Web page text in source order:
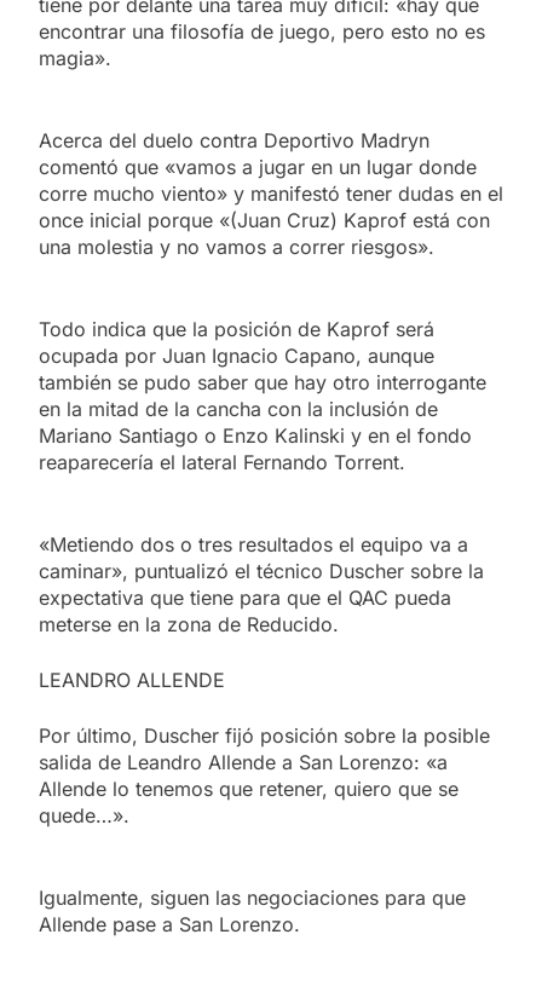
encontrar una filosofía de juego, pero esto no es
magia».
Acerca del duelo contra Deportivo Madryn
comentó que «vamos a jugar en un lugar donde
corre mucho viento» y manifestó tener dudas en el
once inicial porque «(Juan Cruz) Kaprof está con
una molestia y no vamos a correr riesgos».
Todo indica que la posición de Kaprof será
ocupada por Juan Ignacio Capano, aunque
también se pudo saber que hay otro interrogante
en la mitad de la cancha con la inclusión de
Mariano Santiago o Enzo Kalinski y en el fondo
reaparecería el lateral Fernando Torrent.
«Metiendo dos o tres resultados el equipo va a
caminar», puntualizó el técnico Duscher sobre la
expectativa que tiene para que el QAC pueda
meterse en la zona de Reducido.
LEANDRO ALLENDE
Por último, Duscher fijó posición sobre la posible
salida de Leandro Allende a San Lorenzo: «a
Allende lo tenemos que retener, quiero que se
quede…».
Igualmente, siguen las negociaciones para que
Allende pase a San Lorenzo.